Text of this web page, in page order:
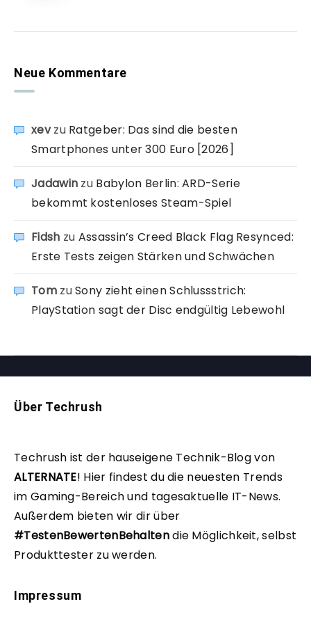
Neue Kommentare
xevzu Ratgeber: Das sind die besten
Smartphones unter 300 Euro [2026]
Jadawin zu Babylon Berlin: ARD-Serie
bekommt kostenloses Steam-Spiel
Fidsh zu Assassin’s Creed Black Flag Resynced:
Erste Tests zeigen Stärken und Schwächen
TomzuSony zieht einen Schlussstrich:
PlayStation sagt der Disc endgültig Lebewohl
Über Techrush
Techrush ist der hauseigene Technik-Blog von
ALTERNATE! Hier findest du die neuesten Trends
im Gaming-Bereich und tagesaktuelle IT-News.
Außerdem bieten wir dir über
#TestenBewertenBehaltendie Möglichkeit, selbst
Produkttester zu werden.
Impressum